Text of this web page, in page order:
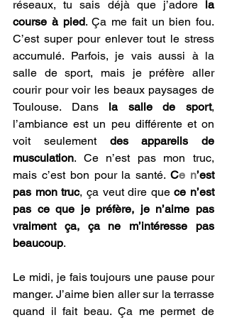
réseaux, tu sais déjà que j’adore la
course à pied. Ça me fait un bien fou.
C’est super pour enlever tout le stress
accumulé. Parfois, je vais aussi à la
salle de sport, mais je préfère aller
courir pour voir les beaux paysages de
Toulouse. Dans la salle de sport,
l’ambiance est un peu différente et on
voit seulement des appareils de
musculation. Ce n’est pas mon truc,
mais c’est bon pour la santé. Ce n’est
pas mon truc, ça veut dire que ce n’est
pas ce que je préfère, je n’aime pas
vraiment ça, ça ne m’intéresse pas
beaucoup.
Le midi, je fais toujours une pause pour
manger. J’aime bien aller sur la terrasse
quand il fait beau. Ça me permet de